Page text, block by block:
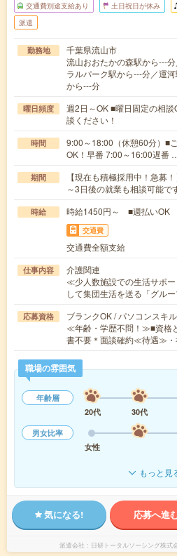
交通費別途支給あり 土日祝日が休み
派遣
勤務地
千葉県流山市
流山おおたかの森駅から---
ラルパーク駅から---分／運
から---分
曜日頻度
週2日～OK ■曜日固定の相
談ください！
時間
9:00～18:00（休憩60分）■
OK！早番 7:00～16:00遅番
期間
【現在も積極採用中！急募
～3日後の就業も相談可能で
時給 時給1450円～ ■週払いOK
交通費
交通費全額支給
仕事内容
介護関連
≪少人数施設での生活サポ
して集団生活を送る「グル
応募資格
ブランクOK / パソコンスキ
≪年齢・学歴不問！≫■資格
書不要＊面談確約≪待遇≫
職場の雰囲気
年齢層
20代
30代
男女比率
女性
もっと見
気になる! 応募へ進
派遣会社 日研トータルソーシング株